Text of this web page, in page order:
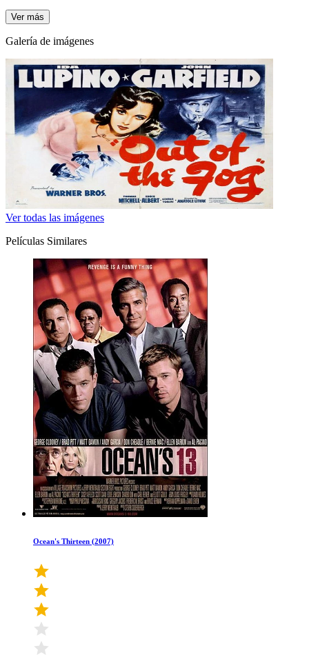
Ver más
Galería de imágenes
Ver todas las imágenes
Películas Similares
Ocean's Thirteen (2007)